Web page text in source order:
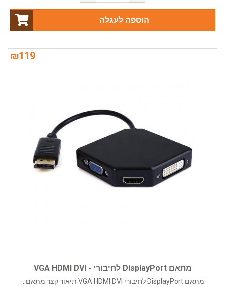
הוספה לעגלה
₪119
מתאם DisplayPort לחיבורי - VGA HDMI DVI
מתאם DisplayPort לחיבורי VGA HDMI DVI תיאור קצר מתאם...